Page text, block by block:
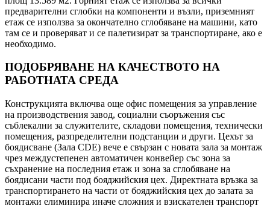
предварителни сглобки на компоненти и възли, приземният
етаж се използва за окончателно сглобяване на машини, като
там се и проверяват и се палетизират за транспортиране, ако е
необходимо.
ПОДОБРЯВАНЕ НА КАЧЕСТВОТО НА
РАБОТНАТА СРЕДА
Конструкцията включва още офис помещения за управление
на производствения завод, социални съоръжения със
съблекални за служителите, складови помещения, технически
помещения, разпределителни подстанции и други. Цехът за
боядисване (Зала CDE) вече е свързан с новата зала за монтаж
чрез междустепенен автоматичен конвейер със зона за
съхранение на последния етаж и зона за сглобяване на
боядисани части под бояджийския цех. Директната връзка за
транспортирането на части от бояджийския цех до залата за
монтажи елиминира иначе сложния и взискателен транспорт